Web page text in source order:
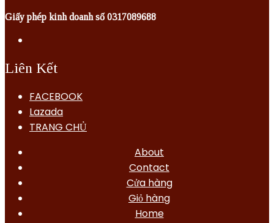
Giấy phép kinh doanh số 0317089688
Liên Kết
FACEBOOK
Lazada
TRANG CHỦ
About
Contact
Cửa hàng
Giỏ hàng
Home